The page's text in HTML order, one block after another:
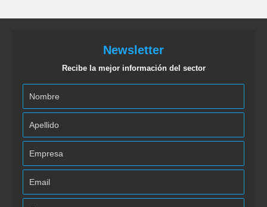
Newsletter
Recibe la mejor información del sector